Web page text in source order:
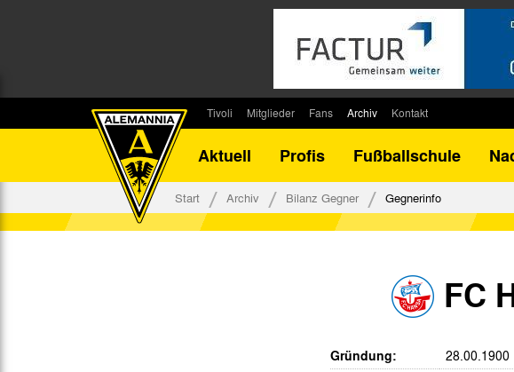
Tivoli
Stadionsprecher
Mitglieder
Kontakt
Fans
Fanbeirat
Fan-Klubs
Archiv
Bilanz DFB-Pokal
Ahnentafel
Kontakt
Aktuell Profis Fußballschule
Start Archiv Bilanz Gegner Gegnerinfo
FC
Gründung: 28.00.1900